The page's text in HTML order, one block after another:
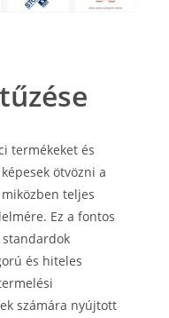
termékeket és
ötvözni a
teljes
Ez a fontos
standardok
és hiteles
számára nyújtott